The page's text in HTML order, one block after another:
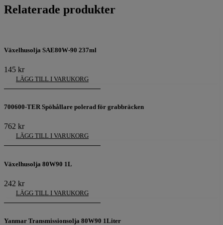
Relaterade produkter
Växelhusolja SAE80W-90 237ml
145 kr
LÄGG TILL I VARUKORG
700600-TER Spöhållare polerad för grabbräcken
762 kr
LÄGG TILL I VARUKORG
Växelhusolja 80W90 1L
242 kr
LÄGG TILL I VARUKORG
Yanmar Transmissionsolja 80W90 1Liter